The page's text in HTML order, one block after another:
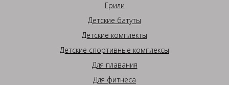
Грили
Детские батуты
Детские комплекты
Детские спортивные комплексы
Для плавания
Для фитнеса